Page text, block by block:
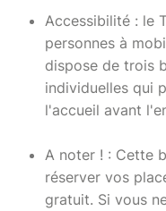
Accessibilité : le
personnes à
dispose de trois
individuelles qui
l'accueil avant
A noter ! : Cette
réserver vos
gratuit. Si vous